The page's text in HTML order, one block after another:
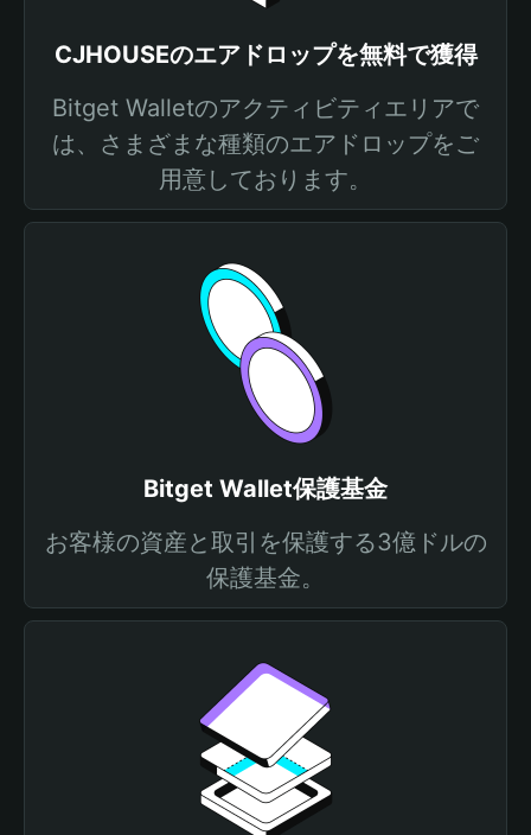
CJHOUSEのエアドロップを無料で獲得
Bitget Walletのアクティビティエリアで
は、さまざまな種類のエアドロップをご
用意しております。
Bitget Wallet保護基金
お客様の資産と取引を保護する3億ドルの
保護基金。